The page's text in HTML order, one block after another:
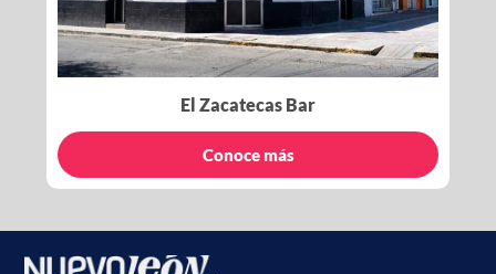
El Zacatecas Bar
Conoce más